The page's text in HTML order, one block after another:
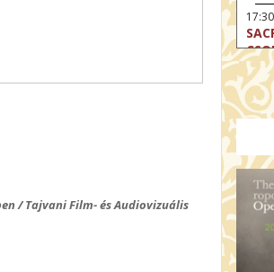
/ Tajvani Film- és Audiovizuális